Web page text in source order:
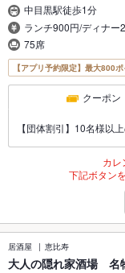
中目黒駅徒歩1分
ランチ900円/ディナー
75席
【アプリ予約限定】最大800
クーポン
【団体割引】10名様以
カレ
下記ボタン
居酒屋 恵比寿
大人の隠れ家酒場